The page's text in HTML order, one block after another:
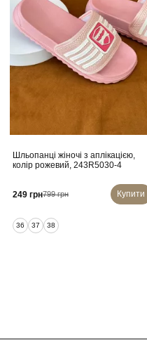
Шльопанці жіночі з аплікацією,
колір рожевий, 243R5030-4
249 грн799 грн Купити
36 37 38